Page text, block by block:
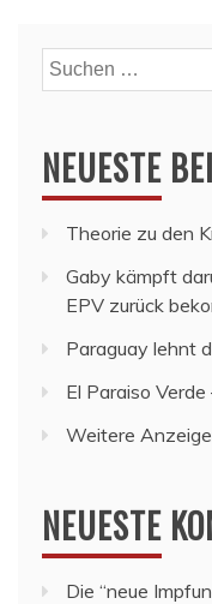
Suchen
nach:
NEUESTE
Theorie zu den
Gaby kämpft
EPV zurück
Paraguay lehnt
El Paraiso
Weitere
NEUESTE
Die “neue